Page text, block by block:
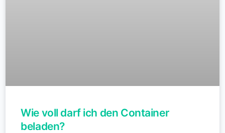
Wie voll darf ich den Container
beladen?